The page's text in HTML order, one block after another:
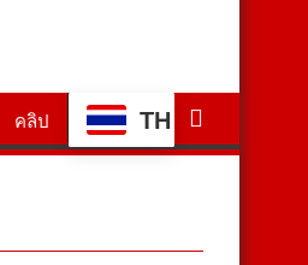
คลิป TH